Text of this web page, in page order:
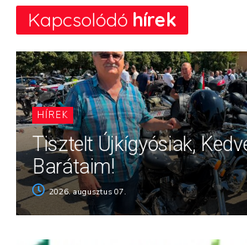
Kapcsolódó hírek
HÍREK
Tisztelt Újkígyósiak,
Barátaim!
2026. augusztus 07.